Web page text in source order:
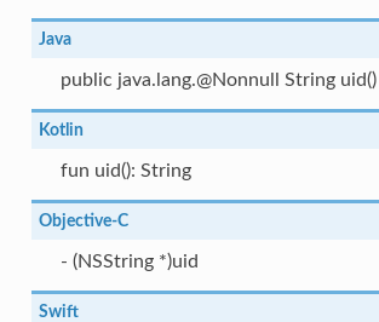
Java
public java.lang.@Nonnull String uid()
Kotlin
fun uid(): String
Objective-C
- (NSString *)uid
Swift